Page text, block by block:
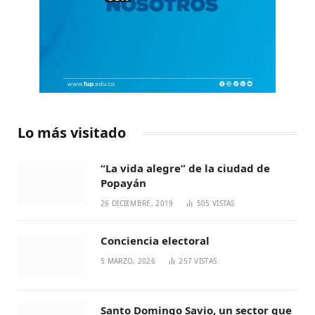
Lo más visitado
“La vida alegre” de la ciudad de
Popayán
26 DICIEMBRE, 2019 505 VISTAS
Conciencia electoral
5 MARZO, 2026 257VISTAS
Santo Domingo Savio, un sector que